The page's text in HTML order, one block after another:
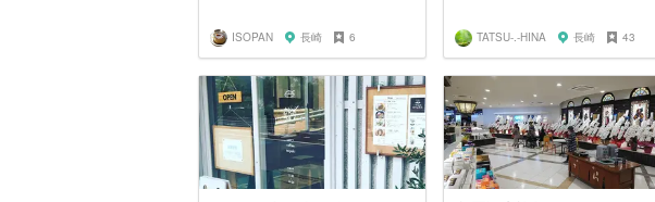
ISOPAN 長崎 6 TATSU-.-HINA 長崎 43